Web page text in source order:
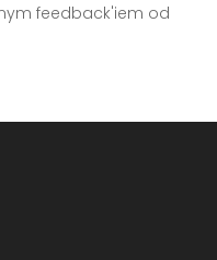
feedback'iem od